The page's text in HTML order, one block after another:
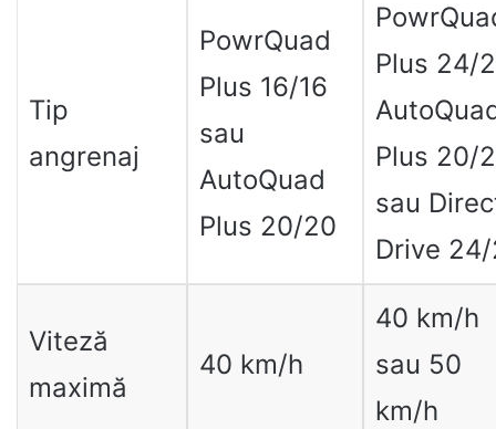
Tip
angrenaj
PowrQuad
Plus 16/16
sau
AutoQuad
Plus 20/20
Plus 24/
Plus 20/
sau
Drive
Viteză
maximă
40 km/h
40 km/h
sau 50
km/h